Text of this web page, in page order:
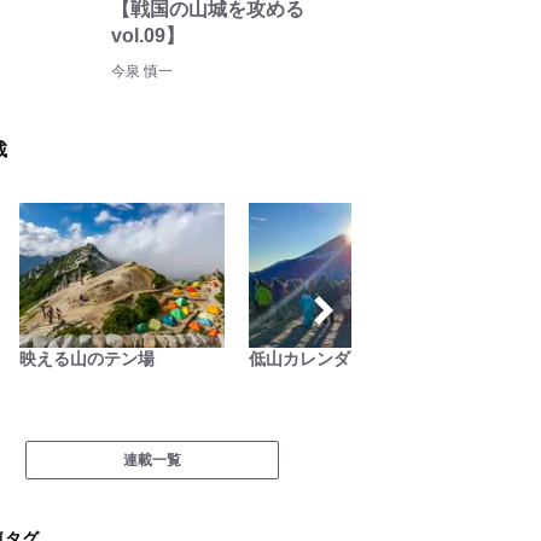
【戦国の山城を攻める
vol.09】
今泉 慎一
映える山のテン場 低山カレンダー
連載一覧